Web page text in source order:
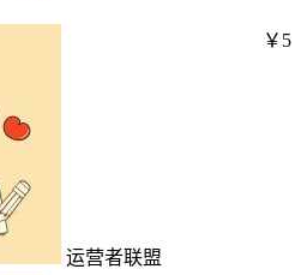
运营者联盟
￥5